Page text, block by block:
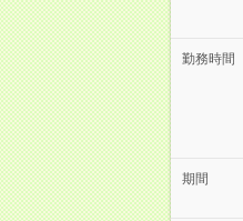
勤務時間
期間